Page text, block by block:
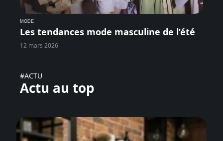
MODE
Les tendances mode masculine de l’été
12 mars 2026
#ACTU
Actu au top